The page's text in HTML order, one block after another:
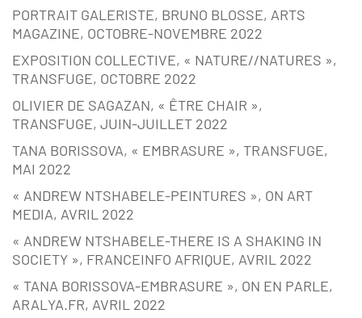
PORTRAIT GALERISTE, BRUNO BLOSSE, ARTS
MAGAZINE, OCTOBRE-NOVEMBRE 2022
EXPOSITION COLLECTIVE, « NATURE//NATURES »,
TRANSFUGE, OCTOBRE 2022
OLIVIER DE SAGAZAN, « ÊTRE CHAIR »,
TRANSFUGE, JUIN-JUILLET 2022
TANA BORISSOVA, « EMBRASURE », TRANSFUGE,
MAI 2022
« ANDREW NTSHABELE-PEINTURES », ON ART
MEDIA, AVRIL 2022
« ANDREW NTSHABELE-THERE IS A SHAKING IN
SOCIETY », FRANCEINFO AFRIQUE, AVRIL 2022
« TANA BORISSOVA-EMBRASURE », ON EN PARLE,
ARALYA.FR, AVRIL 2022